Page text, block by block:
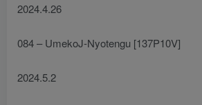
2024.4.26
084 – UmekoJ-Nyotengu [137P10V]
2024.5.2